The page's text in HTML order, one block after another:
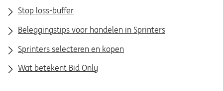
Stop loss-buffer
Beleggingstips voor handelen in Sprinters
Sprinters selecteren en kopen
Wat betekent Bid Only